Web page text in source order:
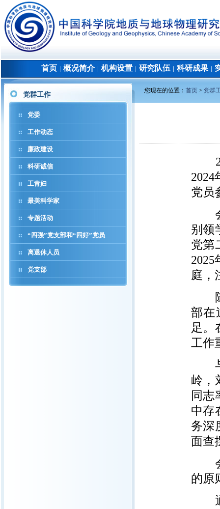
首页 概况简介│ 机构设置 研究队伍 科研成果│
党群工作
党委
工作动态
廉政建设
科研诚信
工青妇
最美科学家
专题活动
“四强”党支部和“四好”党员
离退休人员
党支部
您现在的位置： 首页 > 党群
党员
会
别领
党第
庭，
随
部在
足。
工作
与
岭，
同志
中存
务深
面查
会
的原
通